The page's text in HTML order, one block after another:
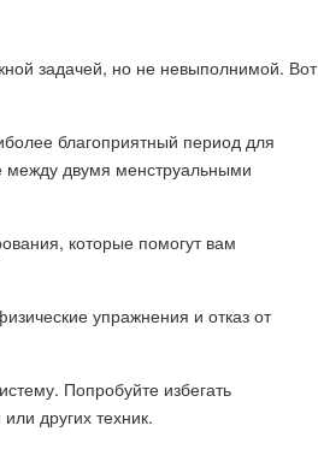
задачей, но не невыполнимой. Вот
благоприятный период для
между двумя менструальными
которые помогут вам
упражнения и отказ от
Попробуйте избегать
других техник.